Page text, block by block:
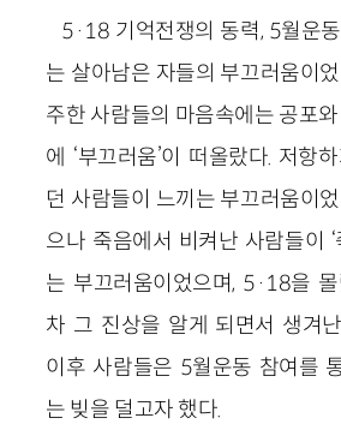
5·18 기억전쟁의 동력, 5월운
는 살아남은 자들의 부끄러움이
주한 사람들의 마음속에는 공포
에 ‘부끄러움’이 떠올랐다. 저항
던 사람들이 느끼는 부끄러움이
으나 죽음에서 비켜난 사람들이 ‘
는 부끄러움이었으며, 5·18을
차 그 진상을 알게 되면서 생겨
이후 사람들은 5월운동 참여를
는 빚을 덜고자 했다.